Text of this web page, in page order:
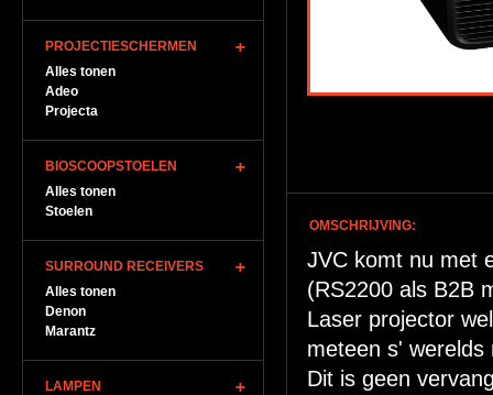
PROJECTIESCHERMEN
Alles tonen
Adeo
Projecta
BIOSCOOPSTOELEN
Alles tonen
Stoelen
SURROUND RECEIVERS
Alles tonen
Denon
Marantz
LAMPEN
OMSCHRIJVING:
JVC komt nu met
(RS2200 als B2B
Laser projector
meteen s'
Dit is geen